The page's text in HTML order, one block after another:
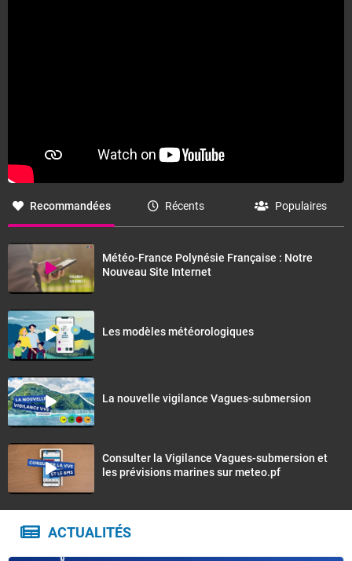
Recommandées Récents Populaires
Météo-France Polynésie Française : Notre
Nouveau Site Internet
Les modèles météorologiques
La nouvelle vigilance Vagues-submersion
Consulter la Vigilance Vagues-submersion et
les prévisions marines sur meteo.pf
ACTUALITÉS